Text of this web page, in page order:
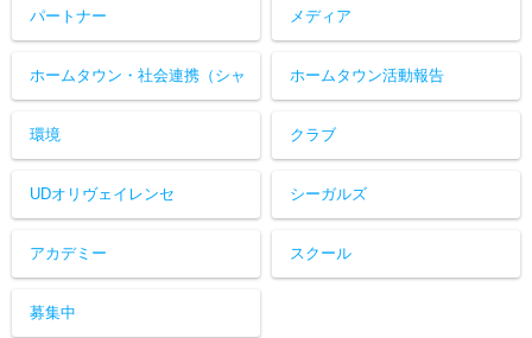
パートナー メディア
ホームタウン・社会連携（シャ ホームタウン活動報告
環境 クラブ
UDオリヴェイレンセ シーガルズ
アカデミー スクール
募集中